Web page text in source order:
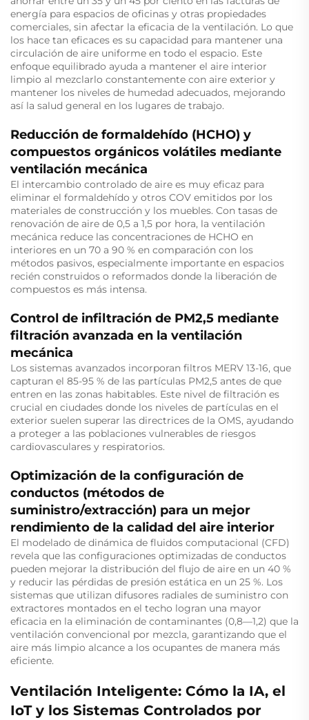
energía para espacios de oficinas y otras propiedades
comerciales, sin afectar la eficacia de la ventilación. Lo que
los hace tan eficaces es su capacidad para mantener una
circulación de aire uniforme en todo el espacio. Este
enfoque equilibrado ayuda a mantener el aire interior
limpio al mezclarlo constantemente con aire exterior y
mantener los niveles de humedad adecuados, mejorando
así la salud general en los lugares de trabajo.
Reducción de formaldehído (HCHO) y
compuestos orgánicos volátiles mediante
ventilación mecánica
El intercambio controlado de aire es muy eficaz para
eliminar el formaldehído y otros COV emitidos por los
materiales de construcción y los muebles. Con tasas de
renovación de aire de 0,5 a 1,5 por hora, la ventilación
mecánica reduce las concentraciones de HCHO en
interiores en un 70 a 90 % en comparación con los
métodos pasivos, especialmente importante en espacios
recién construidos o reformados donde la liberación de
compuestos es más intensa.
Control de infiltración de PM2,5 mediante
filtración avanzada en la ventilación
mecánica
Los sistemas avanzados incorporan filtros MERV 13-16, que
capturan el 85-95 % de las partículas PM2,5 antes de que
entren en las zonas habitables. Este nivel de filtración es
crucial en ciudades donde los niveles de partículas en el
exterior suelen superar las directrices de la OMS, ayudando
a proteger a las poblaciones vulnerables de riesgos
cardiovasculares y respiratorios.
Optimización de la configuración de
conductos (métodos de
suministro/extracción) para un mejor
rendimiento de la calidad del aire interior
El modelado de dinámica de fluidos computacional (CFD)
revela que las configuraciones optimizadas de conductos
pueden mejorar la distribución del flujo de aire en un 40 %
y reducir las pérdidas de presión estática en un 25 %. Los
sistemas que utilizan difusores radiales de suministro con
extractores montados en el techo logran una mayor
eficacia en la eliminación de contaminantes (0,8—1,2) que la
ventilación convencional por mezcla, garantizando que el
aire más limpio alcance a los ocupantes de manera más
eficiente.
Ventilación Inteligente: Cómo la IA, el
IoT y los Sistemas Controlados por